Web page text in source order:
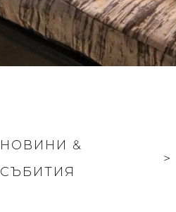
НОВИНИ &
СЪБИТИЯ
>